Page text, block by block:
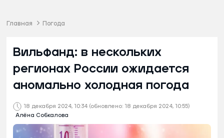
Главная Погода
18 декабря 2024, 10:34 (обновлено: 18 декабря 2024, 10:55)
Алёна Собкалова
Вильфанд: в нескольких
регионах России ожидается
аномально холодная погода